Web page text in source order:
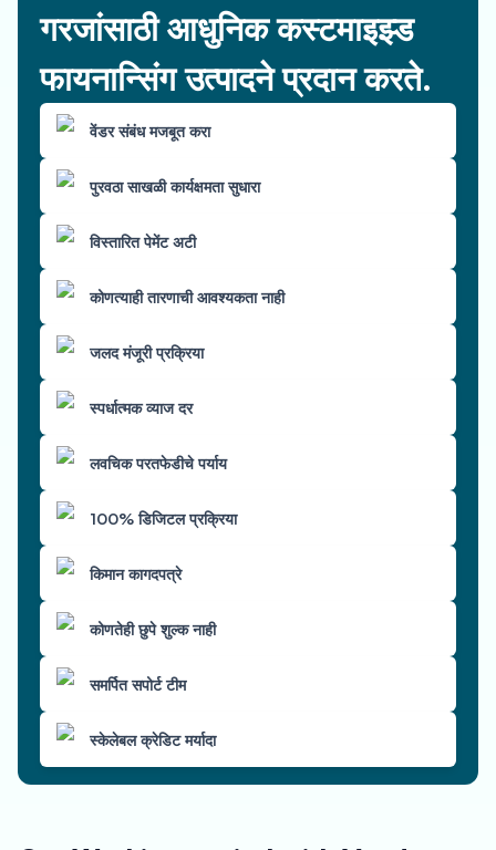
गरजांसाठी आधुनिक कस्टमाइझ्ड
फायनान्सिंग उत्पादने प्रदान करते.
वेंडर संबंध मजबूत करा
पुरवठा साखळी कार्यक्षमता सुधारा
विस्तारित पेमेंट अटी
कोणत्याही तारणाची आवश्यकता नाही
जलद मंजूरी प्रक्रिया
स्पर्धात्मक व्याज दर
लवचिक परतफेडीचे पर्याय
100% डिजिटल प्रक्रिया
किमान कागदपत्रे
कोणतेही छुपे शुल्क नाही
समर्पित सपोर्ट टीम
स्केलेबल क्रेडिट मर्यादा